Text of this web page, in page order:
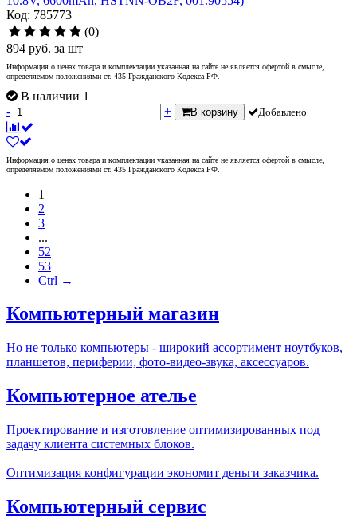
Код: 785773
(0)
894 руб. за шт
Информация о ценах товара и комплектации указанная на сайте не является офертой в смысле,
определяемом положениями ст. 435 Гражданского Кодекса РФ.
В наличии 1
-
+ В корзину Добавлено
Информация о ценах товара и комплектации указанная на сайте не является офертой в смысле,
определяемом положениями ст. 435 Гражданского Кодекса РФ.
1
2
3
...
52
53
Ctrl →
Компьютерный магазин
Но не только компьютеры - широкий ассортимент ноутбуков,
планшетов, периферии, фото-видео-звука, аксессуаров.
Компьютерное ателье
Проектирование и изготовление оптимизированных под
задачу клиента системных блоков.
Оптимизация конфигурации экономит деньги заказчика.
Компьютерный сервис